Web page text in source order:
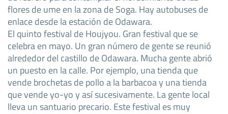
flores de ume en la zona de Soga. Hay autobuses de
enlace desde la estación de Odawara.
El quinto festival de Houjyou. Gran festival que se
celebra en mayo. Un gran número de gente se reunió
alrededor del castillo de Odawara. Mucha gente abrió
un puesto en la calle. Por ejemplo, una tienda que
vende brochetas de pollo a la barbacoa y una tienda
que vende yo-yo y así sucesivamente. La gente local
lleva un santuario precario. Este festival es muy